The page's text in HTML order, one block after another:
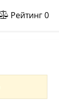
Рейтинг0